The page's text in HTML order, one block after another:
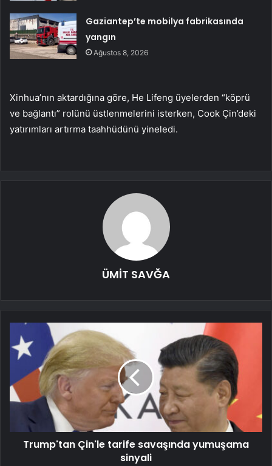
Gaziantep’te mobilya fabrikasında
yangın
Ağustos 8, 2026
Xinhua’nın aktardığına göre, He Lifeng üyelerden “köprü
ve bağlantı” rolünü üstlenmelerini isterken, Cook Çin’deki
yatırımları artırma taahhüdünü yineledi.
ÜMİT SAVĞA
Trump'tan Çin'le tarife savaşında yumuşama
sinyali